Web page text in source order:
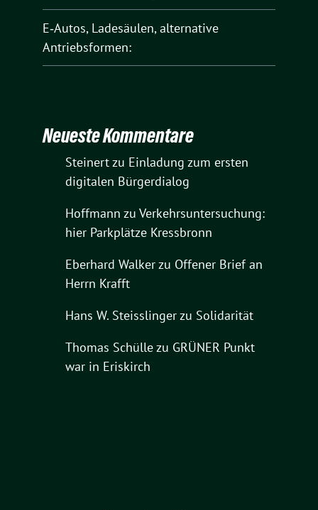
E‑Autos, Ladesäulen, alternative
Antriebsformen:
Neueste Kommentare
Steinertzu Einladung zum ersten
digitalen Bürgerdialog
Hoffmann zu Verkehrsuntersuchung:
hier Parkplätze Kressbronn
Eberhard Walkerzu Offener Brief an
Herrn Krafft
Hans W. Steisslingerzu Solidarität
Thomas Schüllezu GRÜNER Punkt
war in Eriskirch